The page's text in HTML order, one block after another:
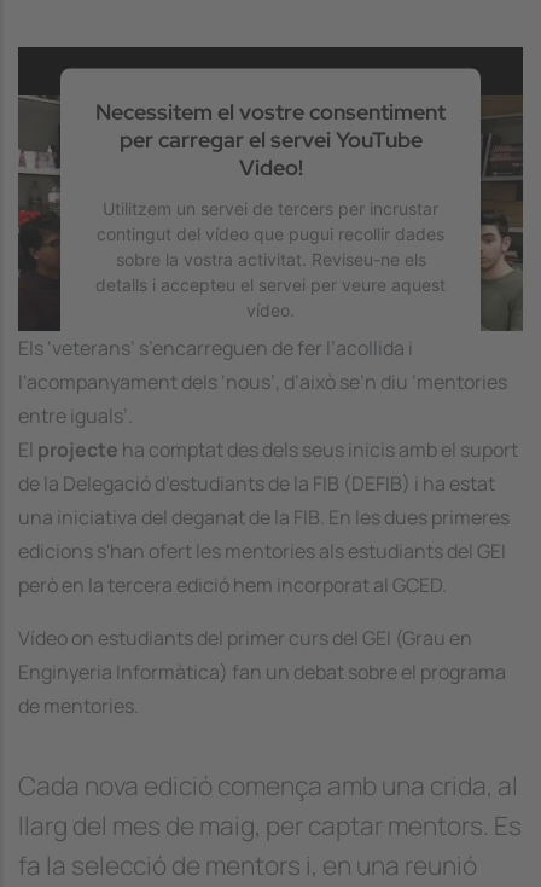
Necessitem el vostre consentiment
per carregar el servei YouTube
Video!
Utilitzem un servei de tercers per incrustar
contingut del vídeo que pugui recollir dades
sobre la vostra activitat. Reviseu-ne els
detalls i accepteu el servei per veure aquest
vídeo.
Més Informació
powered byUsercentrics Consent
Els ‘veterans’ s’encarreguen de fer l’acollida i
l'acompanyament dels ‘nous’, d’això se’n diu ‘mentories
entre iguals’.
El projecte ha comptat des dels seus inicis amb el suport
de la Delegació d’estudiants de la FIB (DEFIB) i ha estat
una iniciativa del deganat de la FIB. En les dues primeres
edicions s'han ofert les mentories als estudiants del GEI
però en la tercera edició hem incorporat al GCED.
Vídeo on estudiants del primer curs del GEI (Grau en
Enginyeria Informàtica) fan un debat sobre el programa
de mentories.
Cada nova edició comença amb una crida, al
llarg del mes de maig, per captar mentors. Es
fa la selecció de mentors i, en una reunió